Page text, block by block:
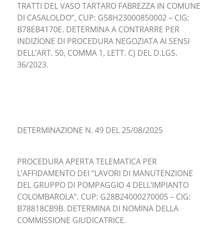
TRATTI DEL VASO TARTARO FABREZZA IN COMUNE
DI CASALOLDO”, CUP: G58H23000850002 – CIG:
B78EB4170E. DETERMINA A CONTRARRE PER
INDIZIONE DI PROCEDURA NEGOZIATA AI SENSI
DELL’ART. 50, COMMA 1, LETT. C) DEL D.LGS.
36/2023.
DETERMINAZIONE N. 49 DEL 25/08/2025
PROCEDURA APERTA TELEMATICA PER
L’AFFIDAMENTO DEI “LAVORI DI MANUTENZIONE
DEL GRUPPO DI POMPAGGIO 4 DELL’IMPIANTO
COLOMBAROLA”. CUP: G28B24000270005 – CIG:
B78818CB9B. DETERMINA DI NOMINA DELLA
COMMISSIONE GIUDICATRICE.